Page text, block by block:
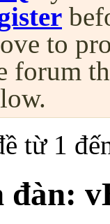
to
forum
từ 1
đàn: